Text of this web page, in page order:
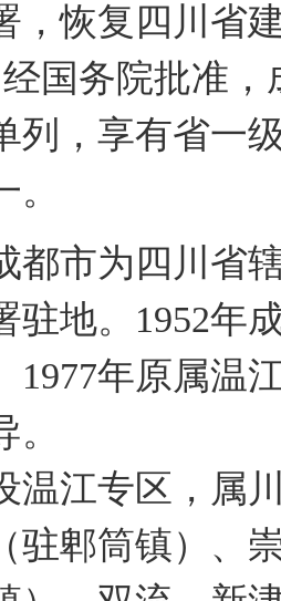
，恢复四川省
经国务院批准
列，享有省一
市为四川省辖
驻地。1952年
1977年原属温
江专区，属川
驻郫筒镇）、